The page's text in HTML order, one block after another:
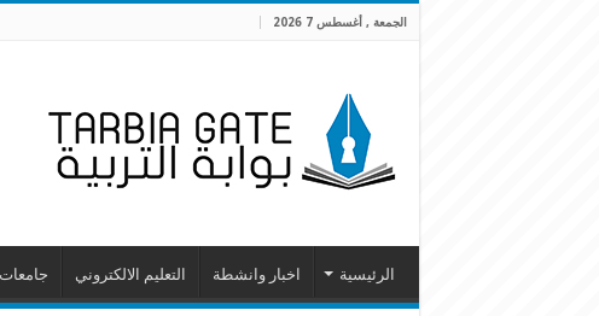
الجمعة , أغسطس 7 2026
الرئيسية اخبار وانشطة التعليم الالكتروني